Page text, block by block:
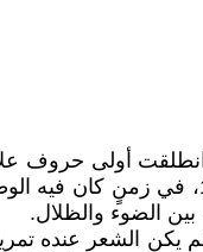
انطلقت أولى حروف
معبد قديم، مملوءٍ بصرخة
الضوء والظلال.